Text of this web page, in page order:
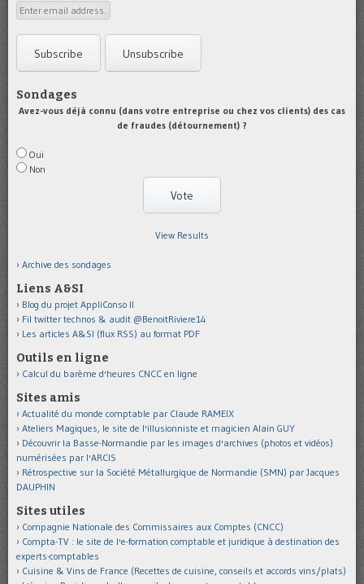
Sondages
Avez-vous déjà connu (dans votre entreprise ou chez vos clients) des cas
de fraudes (détournement) ?
Oui
Non
View Results
Archive des sondages
Liens A&SI
Blog du projet AppliConso II
Fil twitter technos & audit @BenoitRiviere14
Les articles A&SI (flux RSS) au format PDF
Outils en ligne
Calcul du barème d'heures CNCC en ligne
Sites amis
Actualité du monde comptable par Claude RAMEIX
Ateliers Magiques, le site de l'illusionniste et magicien Alain GUY
Découvrir la Basse-Normandie par les images d'archives (photos et vidéos)
numérisées par l'ARCIS
Rétrospective sur la Société Métallurgique de Normandie (SMN) par Jacques
DAUPHIN
Sites utiles
Compagnie Nationale des Commissaires aux Comptes (CNCC)
Compta-TV : le site de l'e-formation comptable et juridique à destination des
experts-comptables
Cuisine & Vins de France (Recettes de cuisine, conseils et accords vins/plats)